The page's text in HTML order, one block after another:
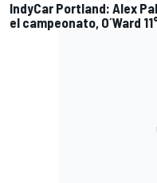
IndyCar Portland: Alex
el campeonato, O´Ward